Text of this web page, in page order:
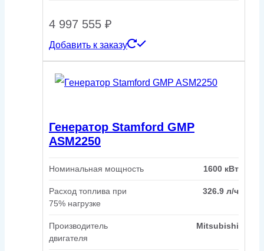
4 997 555 ₽
Добавить к заказу
Генератор Stamford GMP
ASM2250
Номинальная мощность 1600 кВт
Расход топлива при
75% нагрузке
326.9 л/ч
Производитель
двигателя
Mitsubishi